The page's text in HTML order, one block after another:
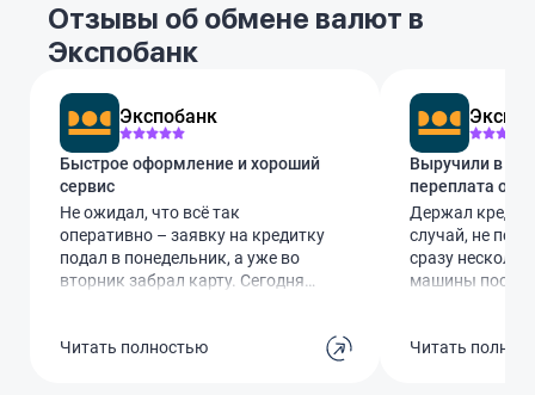
Отзывы об обмене валют в
Экспобанк
Экспобанк
Быстрое оформление и хороший
сервис
Не ожидал, что всё так
оперативно – заявку на кредитку
подал в понедельник, а уже во
вторник забрал карту. Сегодня
важна, так что приятно удивлён.
Читать полностью
Выручили в
переплата
Держал
случай, не
сразу
машины после
есть удобный
Читать